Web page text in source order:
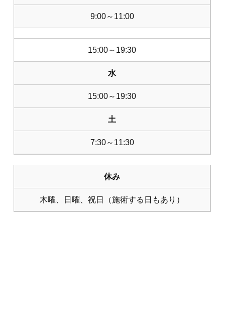
9:00～11:00
15:00～19:30
水
15:00～19:30
土
7:30～11:30
休み
木曜、日曜、祝日（施術する日もあり）